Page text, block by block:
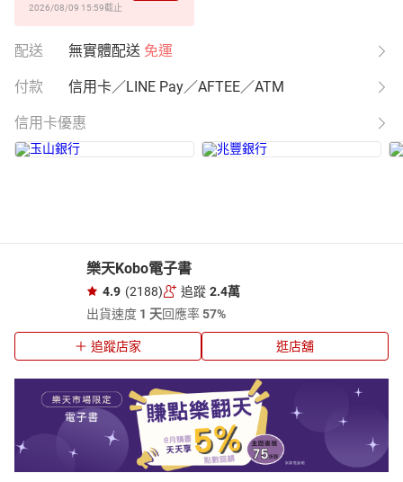
2026/08/09 15:59截止
配送 無實體配送 免運
付款 信用卡／LINE Pay／AFTEE／ATM
信用卡優惠
樂天Kobo電子書
4.9 (2188) 追蹤 2.4萬
出貨速度 1 天回應率57%
追蹤店家 逛店舖